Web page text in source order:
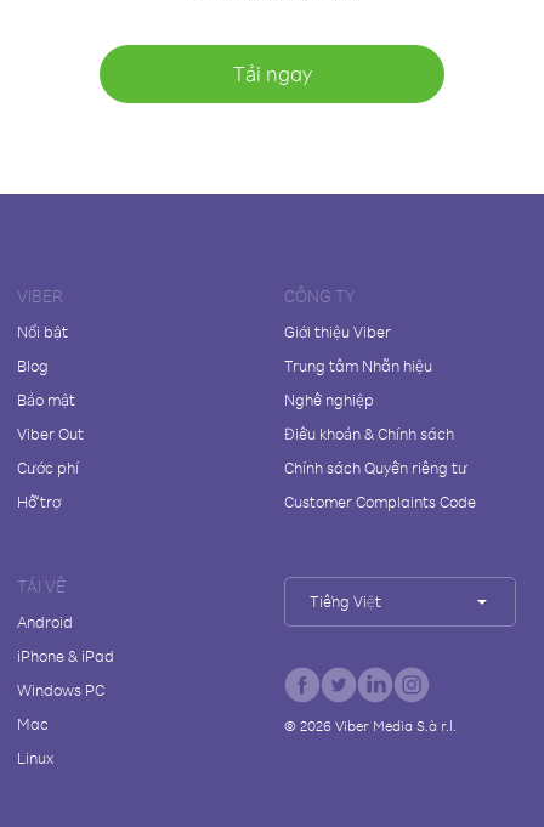
Tải ngay
VIBER
Nổi bật
Blog
Bảo mật
Viber Out
Cước phí
Hỗ trợ
CÔNG TY
Giới thiệu Viber
Trung tâm Nhãn hiệu
Nghề nghiệp
Điều khoản & Chính sách
Chính sách Quyền riêng tư
Customer Complaints Code
TẢI VỀ
Android
iPhone & iPad
Windows PC
Mac
Linux
Tiếng Việt
© 2026Viber Media S.à r.l.